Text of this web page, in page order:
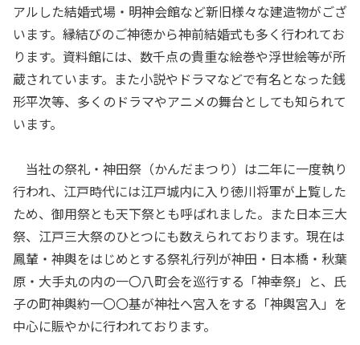
アルした結婚式場・明神会館など新旧様々な建造物がござ
います。縁結びのご神徳から神前結婚式も多く行われてお
ります。資料館には、数千点の貴重な絵巻や浮世絵等が所
蔵されています。また小説やドラマなどで有名となった銭
形平次等、多くのドラマやアニメの舞台としても知られて
います。
当社の祭礼・神田祭（かんだまつり）は二年に一度執り
行われ、江戸時代には江戸城内に入り徳川将軍が上覧した
ため、御用祭とも天下祭とも呼ばれました。また日本三大
祭、江戸三大祭のひとつにも数えられております。現在は
鳳輦・神輿をはじめとする祭礼行列が神田・日本橋・秋葉
原・大手丸の内の一〇八町会を巡行する「神幸祭」と、氏
子の町神輿約一〇〇基が神社へ宮入をする「神輿宮入」を
中心に賑やかに行われております。